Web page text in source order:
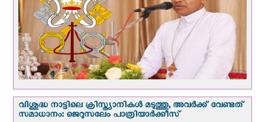
വിശുദ്ധ നാട്ടിലെ ക്രിസ്ത്യാനികൾ മടുത്തു, അവർക്ക് വേണ്ടത്
സമാധാനം: ജെറുസലേം പാത്രിയാര്‍ക്കീസ്